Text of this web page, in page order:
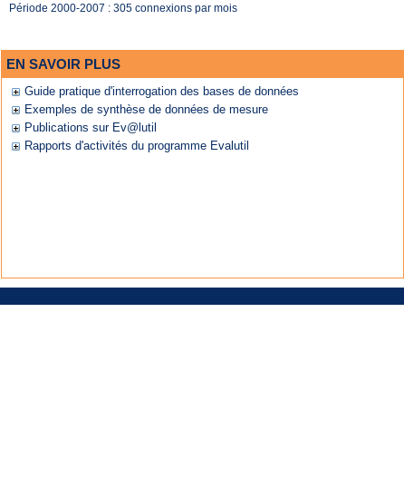
Période 2000-2007 : 305 connexions par mois
EN SAVOIR PLUS
Guide pratique d'interrogation des bases de données
Exemples de synthèse de données de mesure
Publications sur Ev@lutil
Rapports d'activités du programme Evalutil